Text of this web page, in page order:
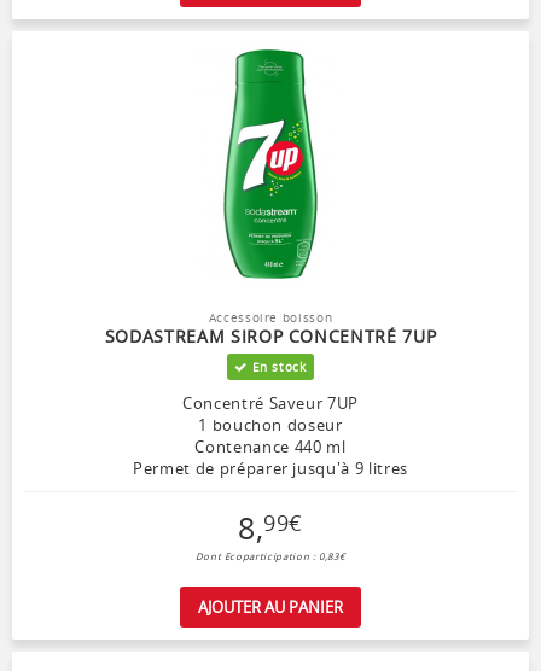
Accessoire boisson
SODASTREAM SIROP CONCENTRÉ 7UP
En stock
Concentré Saveur 7UP
1 bouchon doseur
Contenance 440 ml
Permet de préparer jusqu'à 9 litres
8,99€
Dont Ecoparticipation : 0,83€
AJOUTER AU PANIER